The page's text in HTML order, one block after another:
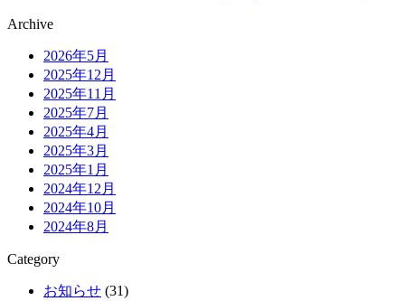
Archive
2026年5月
2025年12月
2025年11月
2025年7月
2025年4月
2025年3月
2025年1月
2024年12月
2024年10月
2024年8月
Category
お知らせ (31)